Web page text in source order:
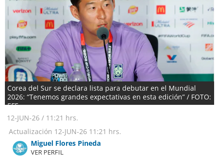
Corea del Sur se declara lista para debutar en el Mundial
2026: “Tenemos grandes expectativas en esta edición” / FOTO:
EFE
12-JUN-26 / 11:21 hrs.
Actualización 12-JUN-26 11:21 hrs.
Miguel Flores Pineda
VER PERFIL